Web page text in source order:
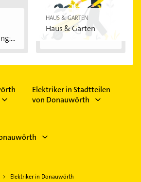
HAUS & GARTEN
Haus & Garten
Elektriker in Stadtteilen
von Donauwörth
Elektriker in Donauwörth